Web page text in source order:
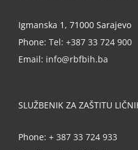
Igmanska 1, 71000 Sarajevo
Phone: Tel: +387 33 724 900
Email: info@rbfbih.ba
SLUŽBENIK ZA ZAŠTITU
Phone: + 387 33 724 933